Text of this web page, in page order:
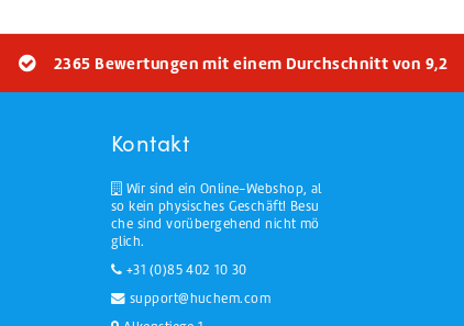
2365 Bewertungen mit einem Durchschnitt von 9,2
Kontakt
Wir sind ein Online-Webshop, al
so kein physisches Geschäft! Besu
che sind vorübergehend nicht mö
glich.
+31 (0)85 402 10 30
support@huchem.com